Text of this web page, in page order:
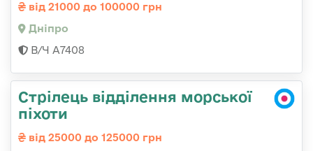
від 21000 до 100000 грн
Дніпро
В/Ч А7408
Стрілець відділення морської
піхоти
від 25000 до 125000 грн